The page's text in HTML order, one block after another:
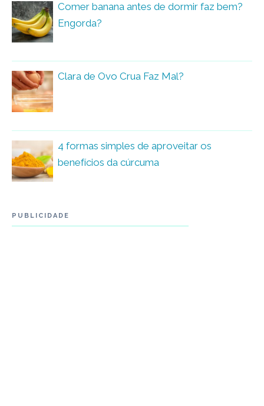
Comer banana antes de dormir faz bem?
Engorda?
Clara de Ovo Crua Faz Mal?
4 formas simples de aproveitar os
benefícios da cúrcuma
PUBLICIDADE